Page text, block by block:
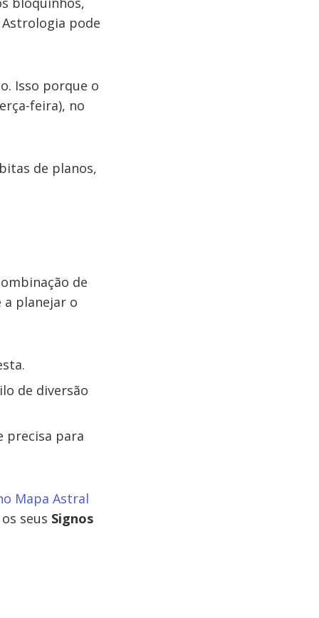
pode
Isso porque o
feira), no
de planos,
de
a planejar o
de diversão
precisa para
Mapa Astral
seus Signos